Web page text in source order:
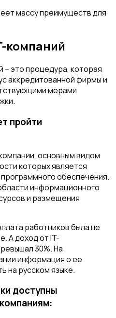
массу преимуществ для
компаний
– это процедура, которая
аккредитованной фирмы и
мерами
пройти
основным видом
которых является
обеспечения.
информационного
и размещения
работников была не
А доход от IT-
30%. На
информация о ее
на русском языке.
доступны